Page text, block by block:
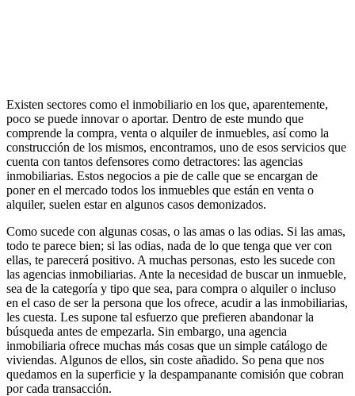
Existen sectores como el inmobiliario en los que, aparentemente,
poco se puede innovar o aportar. Dentro de este mundo que
comprende la compra, venta o alquiler de inmuebles, así como la
construcción de los mismos, encontramos, uno de esos servicios que
cuenta con tantos defensores como detractores: las agencias
inmobiliarias. Estos negocios a pie de calle que se encargan de
poner en el mercado todos los inmuebles que están en venta o
alquiler, suelen estar en algunos casos demonizados.
Como sucede con algunas cosas, o las amas o las odias. Si las amas,
todo te parece bien; si las odias, nada de lo que tenga que ver con
ellas, te parecerá positivo. A muchas personas, esto les sucede con
las agencias inmobiliarias. Ante la necesidad de buscar un inmueble,
sea de la categoría y tipo que sea, para compra o alquiler o incluso
en el caso de ser la persona que los ofrece, acudir a las inmobiliarias,
les cuesta. Les supone tal esfuerzo que prefieren abandonar la
búsqueda antes de empezarla. Sin embargo, una agencia
inmobiliaria ofrece muchas más cosas que un simple catálogo de
viviendas. Algunos de ellos, sin coste añadido. So pena que nos
quedamos en la superficie y la despampanante comisión que cobran
por cada transacción.